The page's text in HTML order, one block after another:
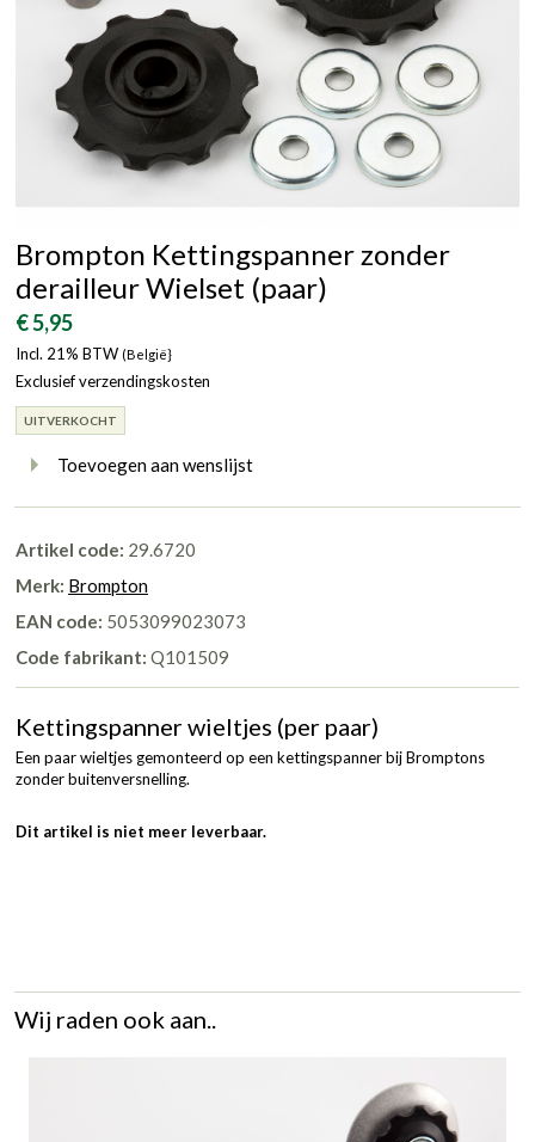
Brompton Kettingspanner zonder
derailleur Wielset (paar)
€ 5,95
Incl. 21% BTW (België}
Exclusief verzendingskosten
UITVERKOCHT
Toevoegen aan wenslijst
Artikel code: 29.6720
Merk: Brompton
EAN code: 5053099023073
Code fabrikant: Q101509
Kettingspanner wieltjes (per paar)
Een paar wieltjes gemonteerd op een kettingspanner bij Bromptons
zonder buitenversnelling.
Dit artikel is niet meer leverbaar.
Wij raden ook aan..